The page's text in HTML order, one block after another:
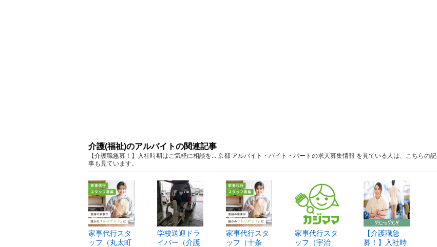
介護(福祉)のアルバイトの関連記事
【介護職急募！】入社時期はご気軽に相談を... 京都 アルバイト・バイト・パートの求人募集情報 を見ている人は、こちらの記
事も見ています。
家事代行スタ
ッフ（丸太町
学校送迎ドラ
イバー（介護
家事代行スタ
ッフ（十条
家事代行スタ
ッフ（宇治
【介護職急
募！】入社時